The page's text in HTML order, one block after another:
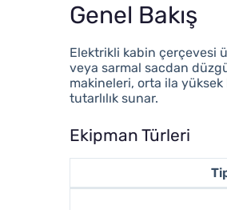
Genel Bakış
Elektrikli kabin çerçevesi
veya sarmal sacdan
makineleri, orta ila
tutarlılık sunar.
Ekipman Türleri